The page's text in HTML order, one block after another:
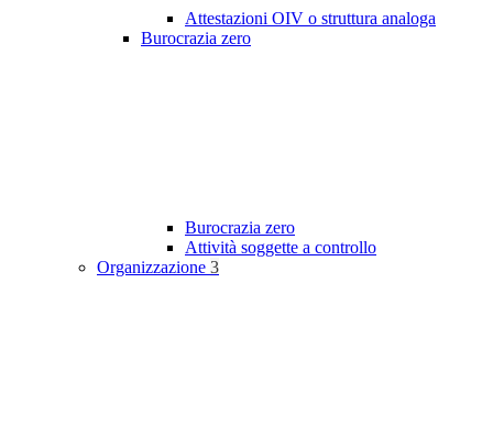
Attestazioni OIV o struttura analoga
Burocrazia zero
Burocrazia zero
Attività soggette a controllo
Organizzazione 3